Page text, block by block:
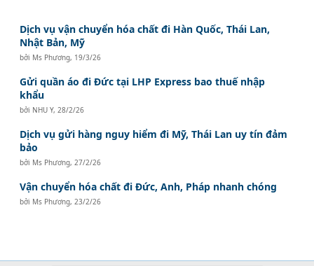
Dịch vụ vận chuyển hóa chất đi Hàn Quốc, Thái Lan,
Nhật Bản, Mỹ
bởi Ms Phương, 19/3/26
Gửi quần áo đi Đức tại LHP Express bao thuế nhập
khẩu
bởi NHU Y, 28/2/26
Dịch vụ gửi hàng nguy hiểm đi Mỹ, Thái Lan uy tín đảm
bảo
bởi Ms Phương, 27/2/26
Vận chuyển hóa chất đi Đức, Anh, Pháp nhanh chóng
bởi Ms Phương, 23/2/26